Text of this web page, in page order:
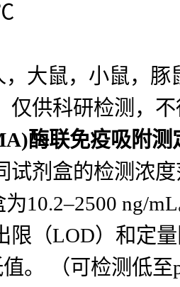
大鼠，小鼠，
仅供科研检测，
酶联免疫吸附测
试剂盒的检测浓
10.2–2500 ng/
限（LOD）和定
。 （可检测低